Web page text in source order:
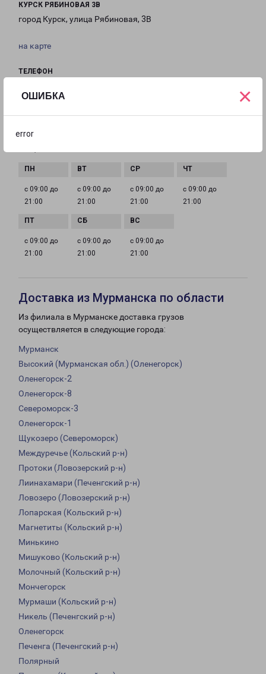
ОШИБКА
error
×
КУРСК РЯБИНОВАЯ 3В
город Курск, улица Рябиновая, 3В
на карте
ТЕЛЕФОН
с 09:00 до
21:00
с 09:00 до
21:00
с 09:00 до
21:00
с 09:00 до
21:00
с 09:00 до
21:00
с 09:00 до
21:00
с 09:00 до
21:00
Доставка из Мурманска по области
Из филиала в Мурманске доставка грузов
осуществляется в следующие города:
Мурманск
Высокий (Мурманская обл.) (Оленегорск)
Оленегорск-2
Оленегорск-8
Североморск-3
Оленегорск-1
Щукозеро (Североморск)
Междуречье (Кольский р-н)
Протоки (Ловозерский р-н)
Лиинахамари (Печенгский р-н)
Ловозеро (Ловозерский р-н)
Лопарская (Кольский р-н)
Магнетиты (Кольский р-н)
Минькино
Мишуково (Кольский р-н)
Молочный (Кольский р-н)
Мончегорск
Мурмаши (Кольский р-н)
Никель (Печенгский р-н)
Оленегорск
Печенга (Печенгский р-н)
Полярный